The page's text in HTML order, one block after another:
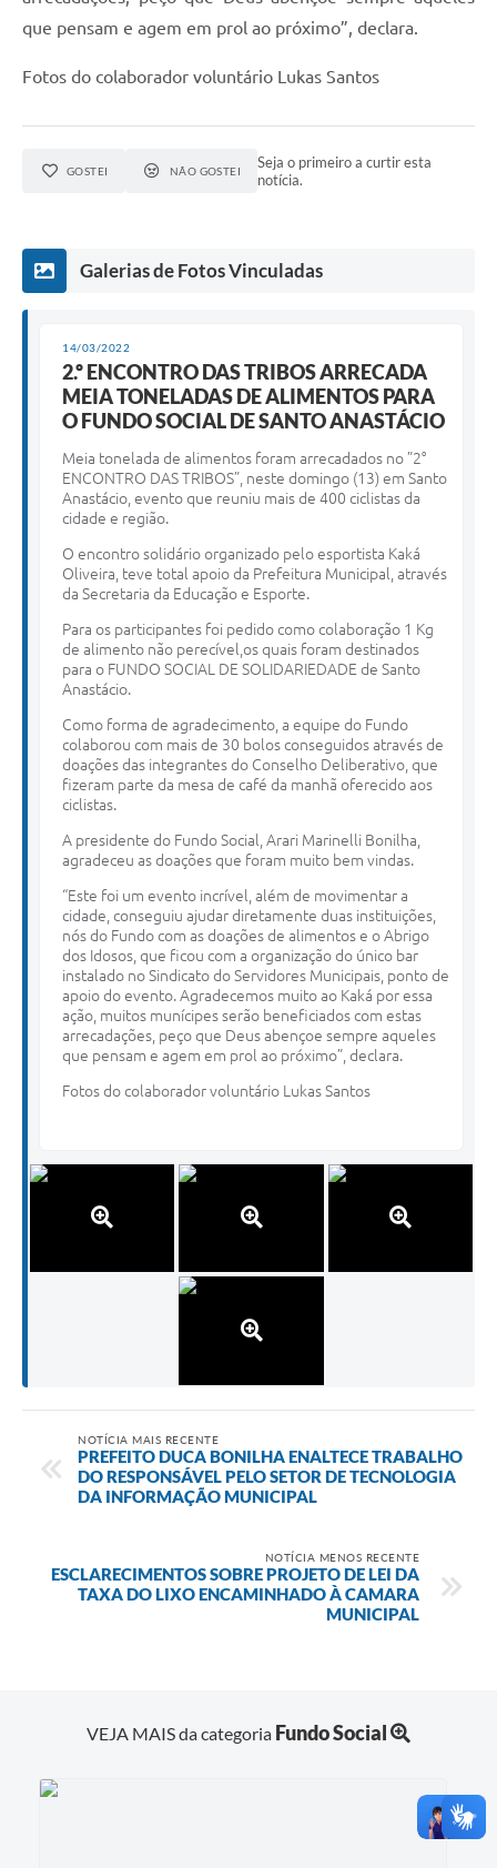
que pensam e agem em prol ao próximo”, declara.
Fotos do colaborador voluntário Lukas Santos
GOSTEI NÃO GOSTEI
Seja o primeiro a curtir esta
notícia.
Galerias de Fotos Vinculadas
14/03/2022
2.º ENCONTRO DAS TRIBOS ARRECADA
MEIA TONELADAS DE ALIMENTOS PARA
O FUNDO SOCIAL DE SANTO ANASTÁCIO
Meia tonelada de alimentos foram arrecadados no ”2°
ENCONTRO DAS TRIBOS”, neste domingo (13) em Santo
Anastácio, evento que reuniu mais de 400 ciclistas da
cidade e região.
O encontro solidário organizado pelo esportista Kaká
Oliveira, teve total apoio da Prefeitura Municipal, através
da Secretaria da Educação e Esporte.
Para os participantes foi pedido como colaboração 1 Kg
de alimento não perecível,os quais foram destinados
para o FUNDO SOCIAL DE SOLIDARIEDADE de Santo
Anastácio.
Como forma de agradecimento, a equipe do Fundo
colaborou com mais de 30 bolos conseguidos através de
doações das integrantes do Conselho Deliberativo, que
fizeram parte da mesa de café da manhã oferecido aos
ciclistas.
A presidente do Fundo Social, Arari Marinelli Bonilha,
agradeceu as doações que foram muito bem vindas.
“Este foi um evento incrível, além de movimentar a
cidade, conseguiu ajudar diretamente duas instituições,
nós do Fundo com as doações de alimentos e o Abrigo
dos Idosos, que ficou com a organização do único bar
instalado no Sindicato do Servidores Municipais, ponto de
apoio do evento. Agradecemos muito ao Kaká por essa
ação, muitos munícipes serão beneficiados com estas
arrecadações, peço que Deus abençoe sempre aqueles
que pensam e agem em prol ao próximo”, declara.
Fotos do colaborador voluntário Lukas Santos
NOTÍCIA MAIS RECENTE
PREFEITO DUCA BONILHA ENALTECE TRABALHO
DO RESPONSÁVEL PELO SETOR DE TECNOLOGIA
DA INFORMAÇÃO MUNICIPAL
NOTÍCIA MENOS RECENTE
ESCLARECIMENTOS SOBRE PROJETO DE LEI DA
TAXA DO LIXO ENCAMINHADO À CAMARA
MUNICIPAL
VEJA MAIS da categoria Fundo Social